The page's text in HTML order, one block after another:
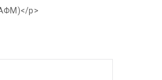
ΑΦΜ)</p>